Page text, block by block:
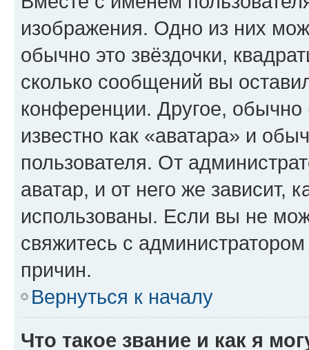
изображения. Одно из них
обычно это звёздочки,
сколько сообщений вы
конференции. Другое,
известно как «аватара» и
пользователя. От
аватар, и от него же зависит,
использованы. Если вы не
свяжитесь с
причин.
Вернуться к началу
Что такое звание и как я